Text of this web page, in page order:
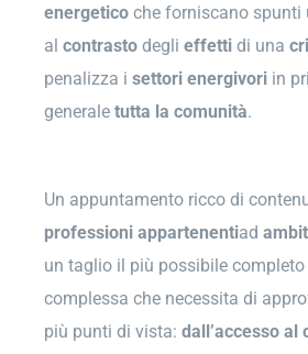
energeticoche forniscano spunti
al contrastodegli effettidi una
penalizza i settori energivoriin
generale tutta la comunità.
Un appuntamento ricco di
professioni appartenentiad
un taglio il più possibile
complessa che necessita di
più punti di vista: dall’accesso al